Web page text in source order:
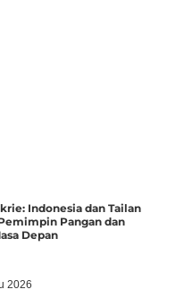
Indonesia dan Tailan
Pangan dan
Depan
2026